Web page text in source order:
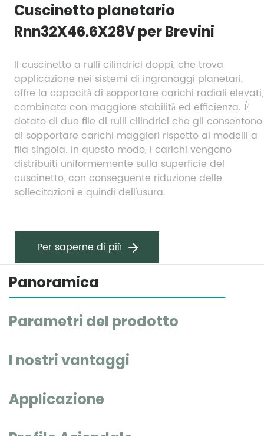
Cuscinetto planetario
Rnn32X46.6X28V per Brevini
Il cuscinetto a rulli cilindrici doppi, che trova
applicazione nei sistemi di ingranaggi planetari,
offre la capacità di sopportare carichi radiali elevati,
combinata con maggiore stabilità ed efficienza. È
dotato di due file di rulli cilindrici che gli consentono
di sopportare carichi maggiori rispetto ai modelli a
fila singola. In questo modo, i carichi vengono
distribuiti uniformemente sulla superficie del
cuscinetto, con conseguente riduzione delle
sollecitazioni e quindi dell'usura.
Per saperne di più
Panoramica
Parametri del prodotto
I nostri vantaggi
Applicazione